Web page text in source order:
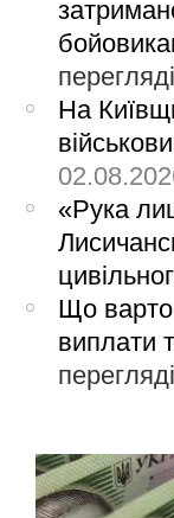
На
«Рука
Що
виплати